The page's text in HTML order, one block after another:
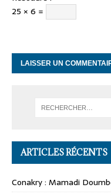
25 × 6 =
ARTICLES RÉCENTS
Conakry : Mamadi